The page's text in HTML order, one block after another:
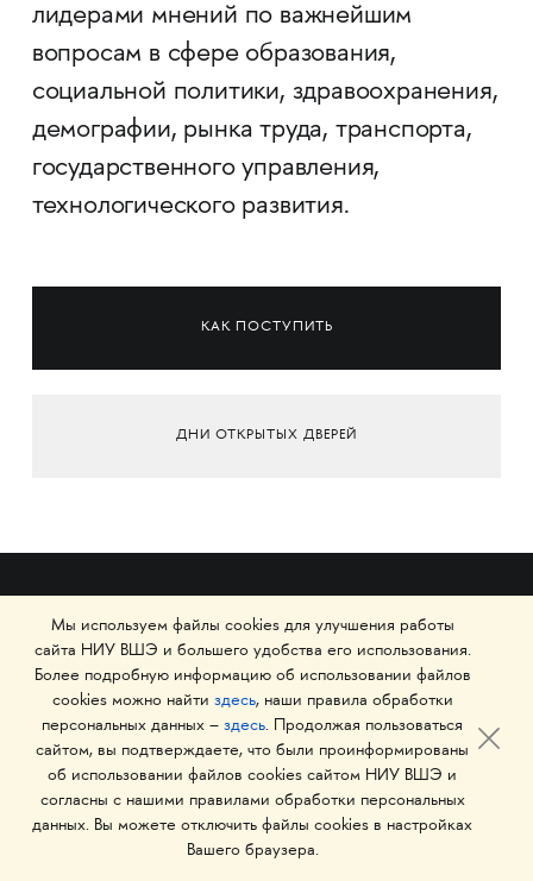
лидерами мнений по важнейшим
вопросам в сфере образования,
социальной политики, здравоохранения,
демографии, рынка труда, транспорта,
государственного управления,
технологического развития.
КАК ПОСТУПИТЬ
ДНИ ОТКРЫТЫХ ДВЕРЕЙ
Школа дизайна Высшей школы экономики
Мы используем файлы cookies для улучшения работы
сайта НИУ ВШЭ и большего удобства его использования.
Более подробную информацию об использовании файлов
cookies можно найти здесь, наши правила обработки
персональных данных – здесь. Продолжая пользоваться
сайтом, вы подтверждаете, что были проинформированы
об использовании файлов cookies сайтом НИУ ВШЭ и
согласны с нашими правилами обработки персональных
данных. Вы можете отключить файлы cookies в настройках
Вашего браузера.